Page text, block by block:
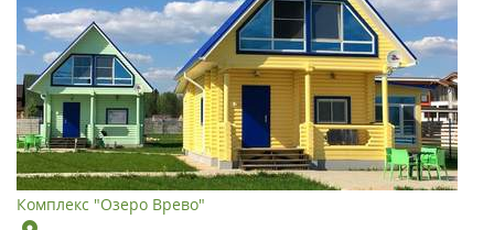
Комплекс "Озеро Врево"